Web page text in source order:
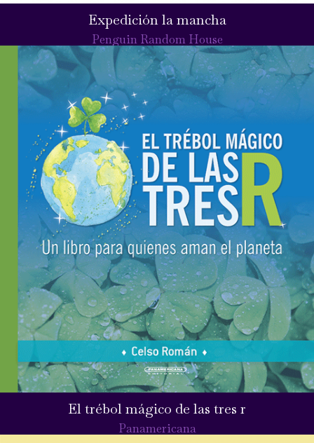
Expedición la mancha
Penguin Random House
El trébol mágico de las tres r
Panamericana